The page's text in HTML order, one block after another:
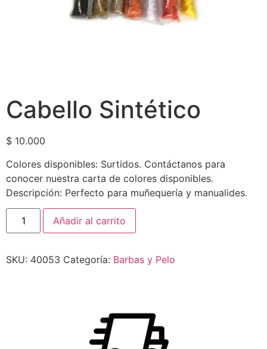
Cabello Sintético
$ 10.000
Colores disponibles: Surtidos. Contáctanos para
conocer nuestra carta de colores disponibles.
Descripción: Perfecto para muñequería y manualides.
Añadir al carrito
SKU: 40053 Categoría: Barbas y Pelo